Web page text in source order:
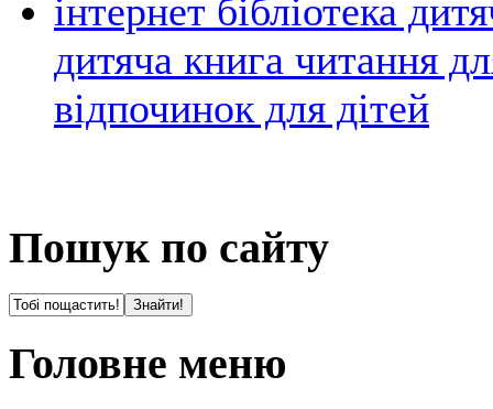
інтернет бібліотека
дитяча книга читання
відпочинок для дітей
Пошук по сайту
Головне меню